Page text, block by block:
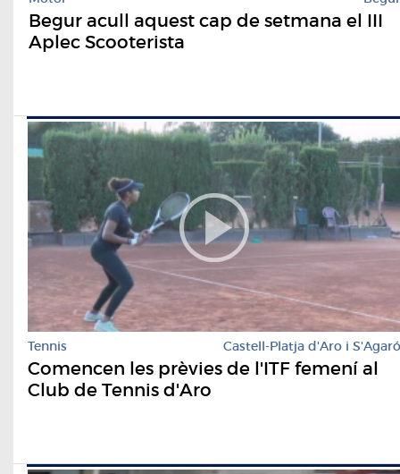
Begur acull aquest cap de setmana el III
Aplec Scooterista
Tennis Castell-Platja d'Aro i S'Agaró
Comencen les prèvies de l'ITF femení al
Club de Tennis d'Aro